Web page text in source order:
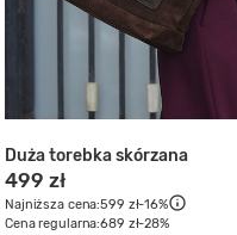
Duża torebka skórzana
499 zł
Najniższa cena:599 zł-16%
Cena regularna:689 zł-28%